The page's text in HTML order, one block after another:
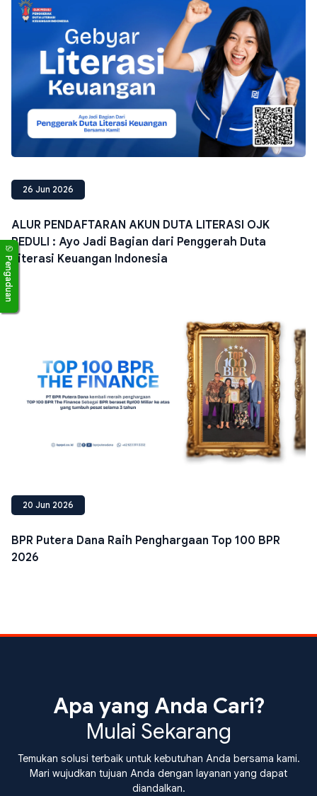
26 Jun 2026
ALUR PENDAFTARAN AKUN DUTA LITERASI OJK
PEDULI : Ayo Jadi Bagian dari Penggerah Duta
Literasi Keuangan Indonesia
20 Jun 2026
BPR Putera Dana Raih Penghargaan Top 100 BPR
2026
Pengaduan
Apa yang Anda Cari?
Mulai Sekarang
Temukan solusi terbaik untuk kebutuhan Anda bersama kami.
Mari wujudkan tujuan Anda dengan layanan yang dapat
diandalkan.